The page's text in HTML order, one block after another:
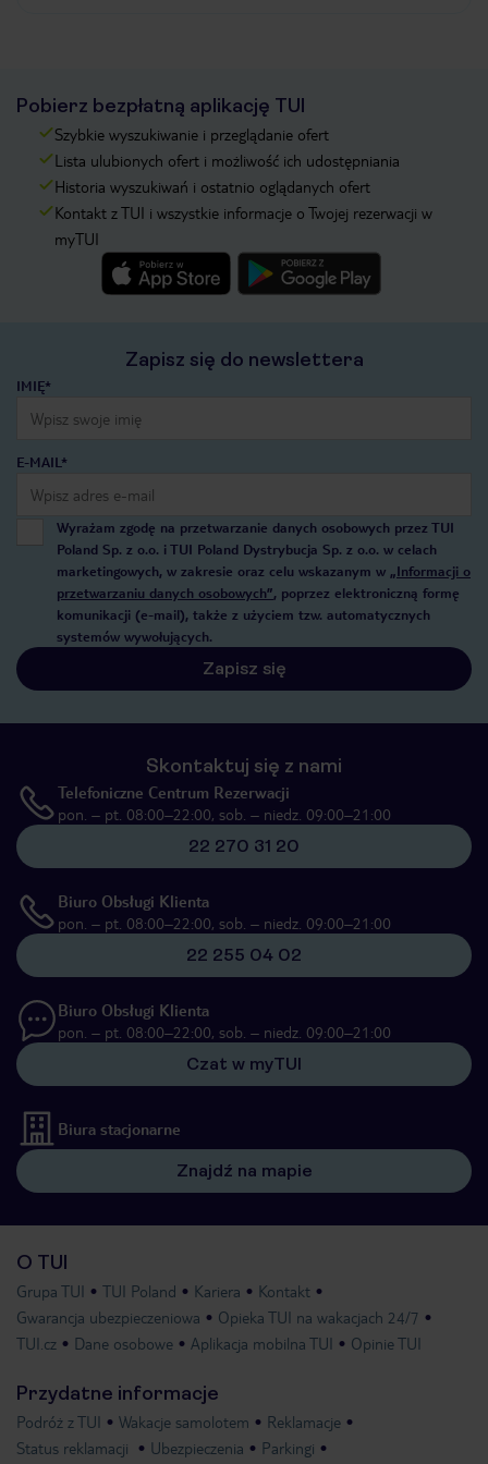
Pobierz bezpłatną aplikację TUI
Szybkie wyszukiwanie i przeglądanie ofert
Lista ulubionych ofert i możliwość ich udostępniania
Historia wyszukiwań i ostatnio oglądanych ofert
Kontakt z TUI i wszystkie informacje o Twojej rezerwacji w
myTUI
Zapisz się do newslettera
IMIĘ*
E-MAIL*
Wyrażam zgodę na przetwarzanie danych osobowych przez TUI
Poland Sp. z o.o. i TUI Poland Dystrybucja Sp. z o.o. w celach
marketingowych, w zakresie oraz celu wskazanym w „Informacji o
przetwarzaniu danych osobowych”, poprzez elektroniczną formę
komunikacji (e-mail), także z użyciem tzw. automatycznych
systemów wywołujących.
Zapisz się
Skontaktuj się z nami
Telefoniczne Centrum Rezerwacji
pon. – pt. 08:00–22:00, sob. – niedz. 09:00–21:00
22 270 31 20
Biuro Obsługi Klienta
pon. – pt. 08:00–22:00, sob. – niedz. 09:00–21:00
22 255 04 02
Biuro Obsługi Klienta
pon. – pt. 08:00–22:00, sob. – niedz. 09:00–21:00
Czat w myTUI
Biura stacjonarne
Znajdź na mapie
O TUI
Grupa TUI TUI Poland Kariera
Kontakt
Gwarancja ubezpieczeniowa
Opieka TUI na wakacjach 24/7
TUI.cz
Dane osobowe Aplikacja mobilna TUI Opinie TUI
Przydatne informacje
Podróż z TUI Wakacje samolotem
Reklamacje
Status reklamacji
Ubezpieczenia Parkingi